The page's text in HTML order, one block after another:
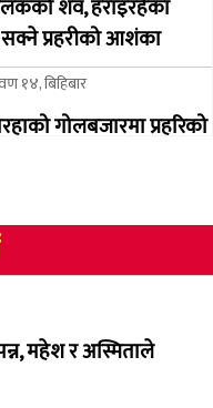
शव, हराइरहेका
सक्ने प्रहरीको आशंका
१४, बिहिबार
गोलबजारमा प्रहरिको
को अध्यक्षमा घनेन्द्र
बिजयी
सोसाइटि अफ
महेश र अस्मिताले